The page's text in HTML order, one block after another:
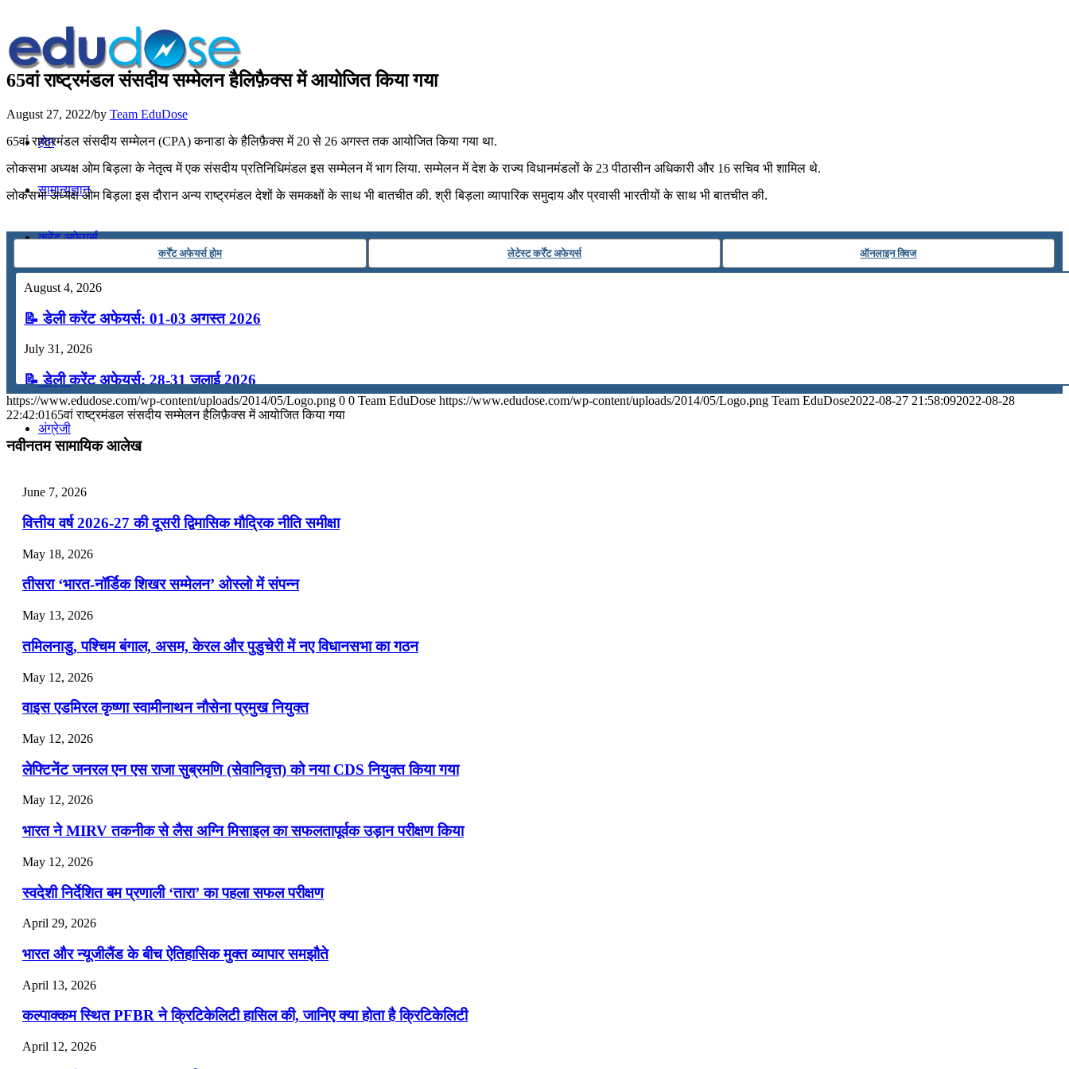
होम
सामान्यज्ञान
करेंट अफेयर्स
गणित
कंप्यूटर
अंग्रेजी
टुडेज जीके
65वां राष्ट्रमंडल संसदीय सम्मेलन हैलिफ़ैक्स में आयोजित किया गया
August 27, 2022/by Team EduDose
65वां राष्ट्रमंडल संसदीय सम्मेलन (CPA) कनाडा के हैलिफ़ैक्स में 20 से 26 अगस्त तक आयोजित किया गया था.
लोकसभा अध्यक्ष ओम बिड़ला के नेतृत्व में एक संसदीय प्रतिनिधिमंडल इस सम्मेलन में भाग लिया. सम्मेलन में देश के राज्य विधानमंडलों के 23 पीठासीन अधिकारी और 16 सचिव भी शामिल थे.
लोकसभा अध्यक्ष ओम बिड़ला इस दौरान अन्य राष्ट्रमंडल देशों के समकक्षों के साथ भी बातचीत की. श्री बिड़ला व्यापारिक समुदाय और प्रवासी भारतीयों के साथ भी बातचीत की.
कर्रेंट अफेयर्स होम लेटेस्ट कर्रेंट अफेयर्स ऑनलाइन क्विज
August 4, 2026
📝 डेली करेंट अफेयर्स: 01-03 अगस्त 2026
July 31, 2026
📝 डेली करेंट अफेयर्स: 28-31 जुलाई 2026
July 28, 2026
📝 डेली करेंट अफेयर्स: 25-27 जुलाई 2026
July 25, 2026
📝 डेली करेंट अफेयर्स: 22-24 जुलाई 2026
July 22, 2026
📝 डेली करेंट अफेयर्स: 19-21 जुलाई 2026
July 19, 2026
📝 डेली करेंट अफेयर्स: 16-18 जुलाई 2026
July 16, 2026
📝 डेली करेंट अफेयर्स: 13-15 जुलाई 2026
https://www.edudose.com/wp-content/uploads/2014/05/Logo.png 0 0 Team EduDose https://www.edudose.com/wp-content/uploads/2014/05/Logo.png Team EduDose2022-08-27 21:58:092022-08-28
22:42:0165वां राष्ट्रमंडल संसदीय सम्मेलन हैलिफ़ैक्स में आयोजित किया गया
नवीनतम सामायिक आलेख
June 7, 2026
वित्तीय वर्ष 2026-27 की दूसरी द्विमासिक मौद्रिक नीति समीक्षा
May 18, 2026
तीसरा ‘भारत-नॉर्डिक शिखर सम्मेलन’ ओस्लो में संपन्न
May 13, 2026
तमिलनाडु, पश्चिम बंगाल, असम, केरल और पुडुचेरी में नए विधानसभा का गठन
May 12, 2026
वाइस एडमिरल कृष्णा स्वामीनाथन नौसेना प्रमुख नियुक्त
May 12, 2026
लेफ्टिनेंट जनरल एन एस राजा सुब्रमणि (सेवानिवृत्त) को नया CDS नियुक्त किया गया
May 12, 2026
भारत ने MIRV तकनीक से लैस अग्नि मिसाइल का सफलतापूर्वक उड़ान परीक्षण किया
May 12, 2026
स्वदेशी निर्देशित बम प्रणाली ‘तारा’ का पहला सफल परीक्षण
April 29, 2026
भारत और न्यूजीलैंड के बीच ऐतिहासिक मुक्त व्यापार समझौते
April 13, 2026
कल्पाक्कम स्थित PFBR ने क्रिटिकेलिटी हासिल की, जानिए क्या होता है क्रिटिकेलिटी
April 12, 2026